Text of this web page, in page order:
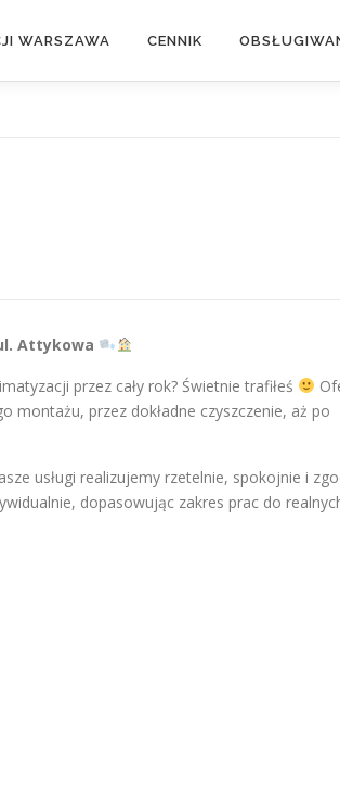
WARSZAWA CENNIK
Attykowa
przez cały rok? Świetnie trafiłeś
montażu, przez dokładne czyszczenie, aż po
usługi realizujemy rzetelnie, spokojnie i
dopasowując zakres prac do